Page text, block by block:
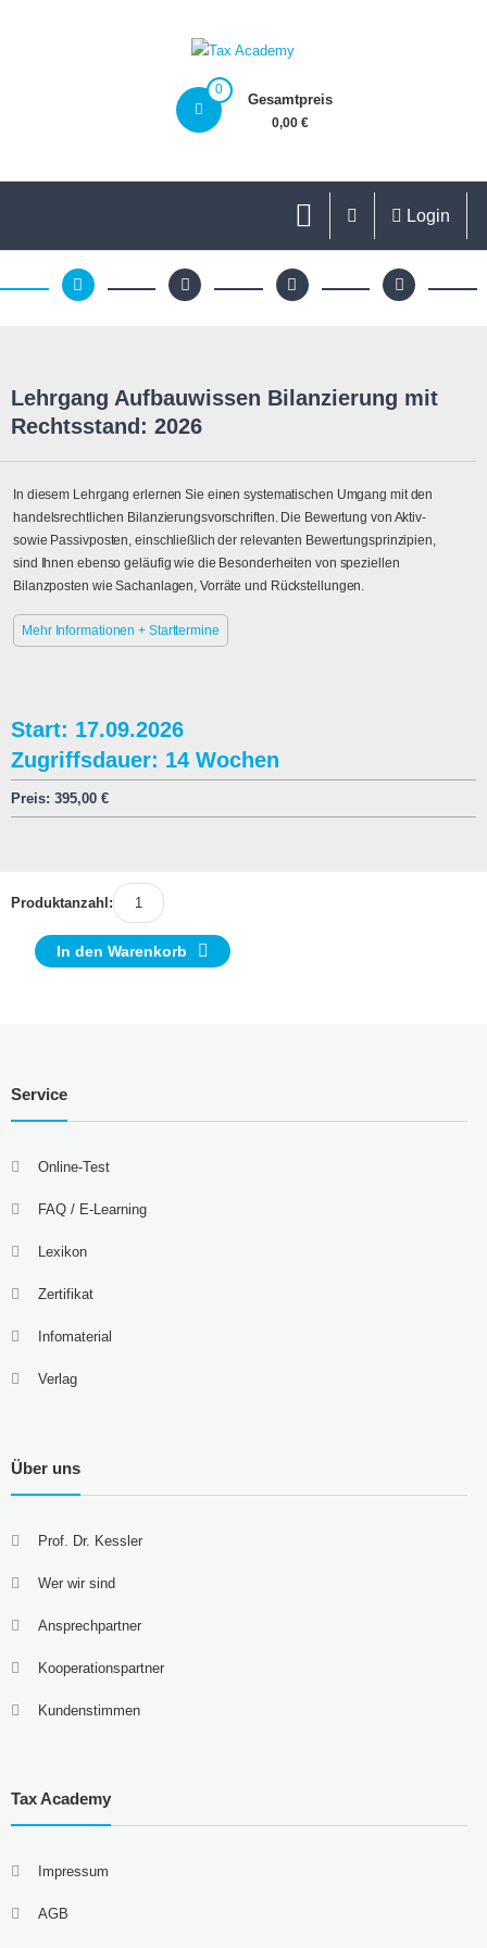
0
Gesamtpreis
0,00 €
Login
Lehrgang Aufbauwissen Bilanzierung mit
Rechtsstand: 2026
In diesem Lehrgang erlernen Sie einen systematischen Umgang mit den
handelsrechtlichen Bilanzierungsvorschriften. Die Bewertung von Aktiv-
sowie Passivposten, einschließlich der relevanten Bewertungsprinzipien,
sind Ihnen ebenso geläufig wie die Besonderheiten von speziellen
Bilanzposten wie Sachanlagen, Vorräte und Rückstellungen.
Mehr Informationen + Starttermine
Start: 17.09.2026
Zugriffsdauer: 14 Wochen
Preis: 395,00 €
Produktanzahl:
In den Warenkorb
Service
Online-Test
FAQ / E-Learning
Lexikon
Zertifikat
Infomaterial
Verlag
Über uns
Prof. Dr. Kessler
Wer wir sind
Ansprechpartner
Kooperationspartner
Kundenstimmen
Tax Academy
Impressum
AGB